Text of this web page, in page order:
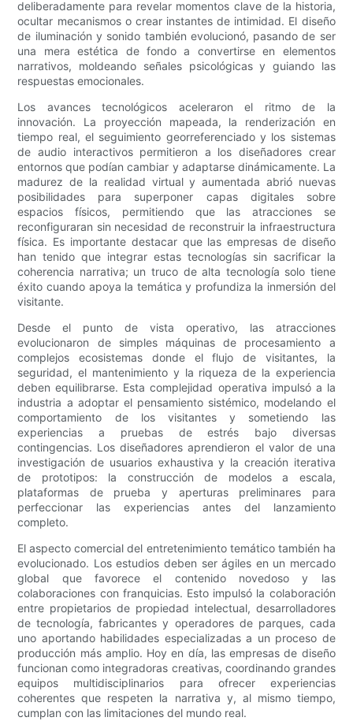
deliberadamente para revelar momentos clave de la historia,
ocultar mecanismos o crear instantes de intimidad. El diseño
de iluminación y sonido también evolucionó, pasando de ser
una mera estética de fondo a convertirse en elementos
narrativos, moldeando señales psicológicas y guiando las
respuestas emocionales.
Los avances tecnológicos aceleraron el ritmo de la
innovación. La proyección mapeada, la renderización en
tiempo real, el seguimiento georreferenciado y los sistemas
de audio interactivos permitieron a los diseñadores crear
entornos que podían cambiar y adaptarse dinámicamente. La
madurez de la realidad virtual y aumentada abrió nuevas
posibilidades para superponer capas digitales sobre
espacios físicos, permitiendo que las atracciones se
reconfiguraran sin necesidad de reconstruir la infraestructura
física. Es importante destacar que las empresas de diseño
han tenido que integrar estas tecnologías sin sacrificar la
coherencia narrativa; un truco de alta tecnología solo tiene
éxito cuando apoya la temática y profundiza la inmersión del
visitante.
Desde el punto de vista operativo, las atracciones
evolucionaron de simples máquinas de procesamiento a
complejos ecosistemas donde el flujo de visitantes, la
seguridad, el mantenimiento y la riqueza de la experiencia
deben equilibrarse. Esta complejidad operativa impulsó a la
industria a adoptar el pensamiento sistémico, modelando el
comportamiento de los visitantes y sometiendo las
experiencias a pruebas de estrés bajo diversas
contingencias. Los diseñadores aprendieron el valor de una
investigación de usuarios exhaustiva y la creación iterativa
de prototipos: la construcción de modelos a escala,
plataformas de prueba y aperturas preliminares para
perfeccionar las experiencias antes del lanzamiento
completo.
El aspecto comercial del entretenimiento temático también ha
evolucionado. Los estudios deben ser ágiles en un mercado
global que favorece el contenido novedoso y las
colaboraciones con franquicias. Esto impulsó la colaboración
entre propietarios de propiedad intelectual, desarrolladores
de tecnología, fabricantes y operadores de parques, cada
uno aportando habilidades especializadas a un proceso de
producción más amplio. Hoy en día, las empresas de diseño
funcionan como integradoras creativas, coordinando grandes
equipos multidisciplinarios para ofrecer experiencias
coherentes que respeten la narrativa y, al mismo tiempo,
cumplan con las limitaciones del mundo real.